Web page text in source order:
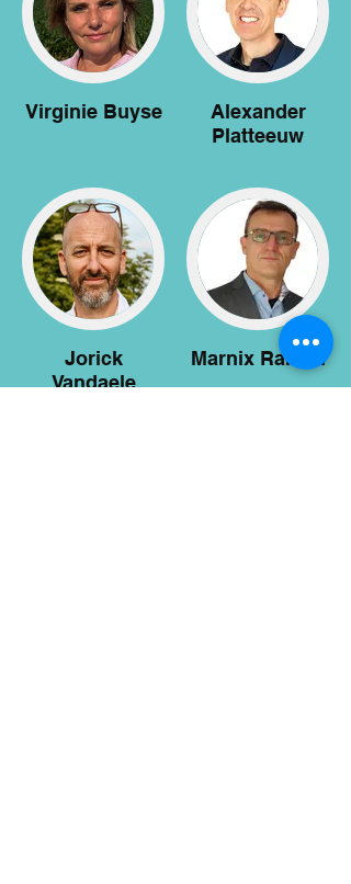
Virginie Buyse
Alexander
Platteeuw
Jorick
Vandaele
Marnix Raman